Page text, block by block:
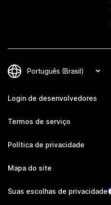
Login de desenvolvedores
Termos de serviço
Política de privacidade
Mapa do site
Suas escolhas de privacidade